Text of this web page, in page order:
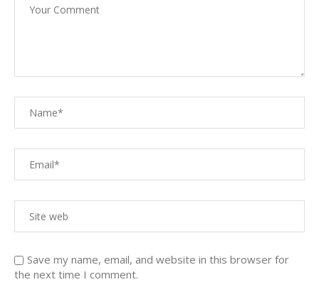
Save my name, email, and website in this browser for
the next time I comment.